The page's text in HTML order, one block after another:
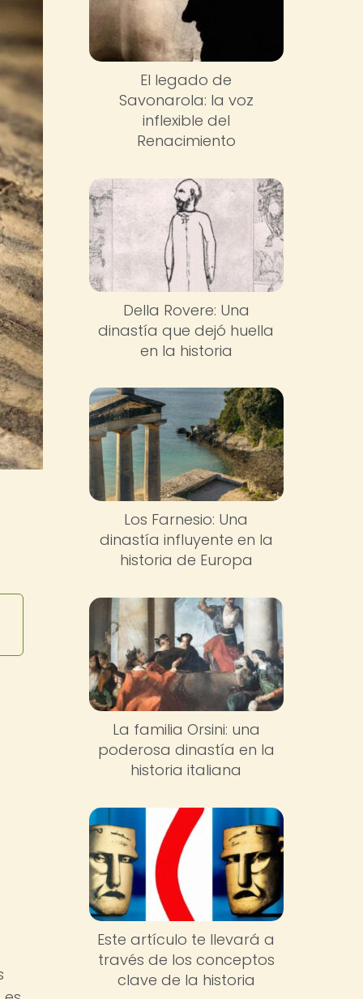
El legado de
Savonarola: la voz
inflexible del
Renacimiento
Della Rovere: Una
dinastía que dejó huella
en la historia
Los Farnesio: Una
dinastía influyente en la
historia de Europa
La familia Orsini: una
poderosa dinastía en la
historia italiana
Este artículo te llevará a
través de los conceptos
clave de la historia